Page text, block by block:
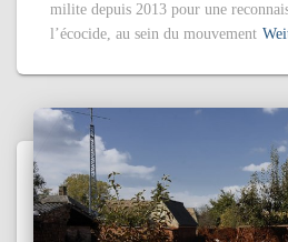
milite depuis 2013 pour une
l’écocide, au sein du mouvement